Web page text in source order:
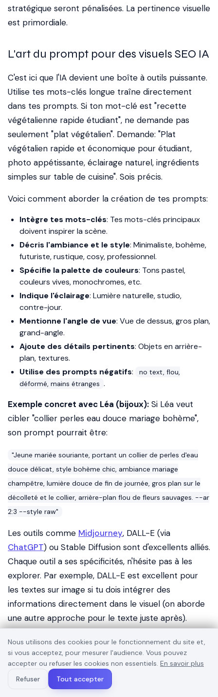
stratégique seront pénalisées. La pertinence visuelle
est primordiale.
L'art du prompt pour des visuels SEO IA
C'est ici que l'IA devient une boîte à outils puissante.
Utilise tes mots-clés longue traîne directement
dans tes prompts. Si ton mot-clé est "recette
végétalienne rapide étudiant", ne demande pas
seulement "plat végétalien". Demande: "Plat
végétalien rapide et économique pour étudiant,
photo appétissante, éclairage naturel, ingrédients
simples sur table de cuisine". Sois précis.
Voici comment aborder la création de tes prompts:
Intègre tes mots-clés: Tes mots-clés principaux
doivent inspirer la scène.
Décris l'ambiance et le style: Minimaliste, bohème,
futuriste, rustique, cosy, professionnel.
Spécifie la palette de couleurs: Tons pastel,
couleurs vives, monochromes, etc.
Indique l'éclairage: Lumière naturelle, studio,
contre-jour.
Mentionne l'angle de vue: Vue de dessus, gros plan,
grand-angle.
Ajoute des détails pertinents: Objets en arrière-
plan, textures.
Utilise des prompts négatifs:
no text, flou,
déformé, mains étranges .
Exemple concret avec Léa (bijoux): Si Léa veut
cibler "collier perles eau douce mariage bohème",
son prompt pourrait être:
"Jeune mariée souriante, portant un collier de perles d'eau
douce délicat, style bohème chic, ambiance mariage
champêtre, lumière douce de fin de journée, gros plan sur le
décolleté et le collier, arrière-plan flou de fleurs sauvages. --ar
2:3 --style raw"
Les outils comme Midjourney, DALL-E (via
ChatGPT) ou Stable Diffusion sont d'excellents alliés.
Chaque outil a ses spécificités, n'hésite pas à les
explorer. Par exemple, DALL-E est excellent pour
les textes sur image si tu dois intégrer des
informations directement dans le visuel (on aborde
une autre approche pour le texte juste après).
Maintenir une cohérence visuelle pour
ta marque
Tes pins doivent être reconnaissables. Pour cela, tu
Nous utilisons des cookies pour le fonctionnement du site et,
si vous acceptez, pour mesurer l'audience. Vous pouvez
accepter ou refuser les cookies non essentiels. En savoir plus
Refuser
Tout accepter